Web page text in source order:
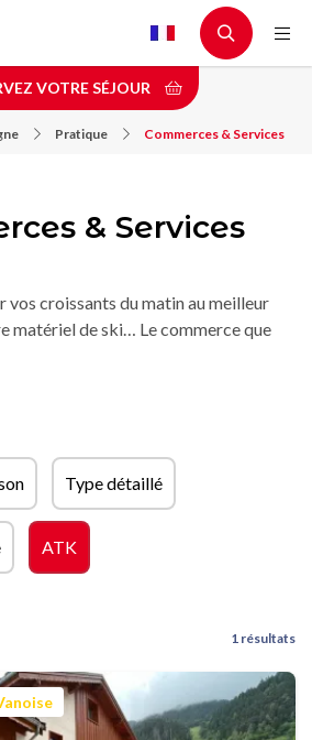
VOTRE SÉJOUR
Pratique Commerces & Services
& Services
vos croissants du matin au meilleur
matériel de ski… Le commerce que
Type détaillé
ATK
1 résultats